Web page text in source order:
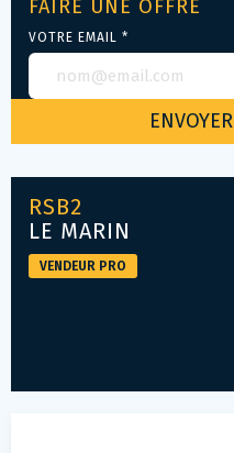
FAIRE UNE OFFRE
VOTRE EMAIL *
RSB2
LE MARIN
VENDEUR PRO